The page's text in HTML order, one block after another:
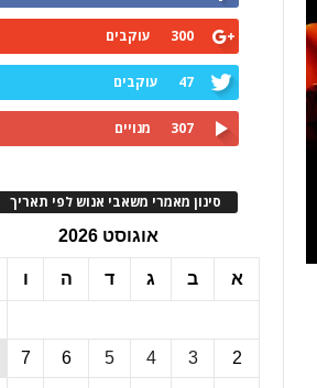
300 עוקבים
47 עוקבים
307 מנויים
סינון מאמרי משאבי אנוש לפי תאריך
אוגוסט 2026
א ב ג ד ה ו
2
3
4
5
6
7